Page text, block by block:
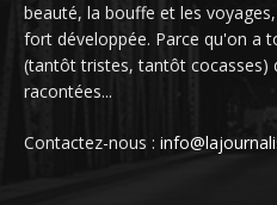
beauté, la bouffe et les
fort développée. Parce qu'on a
(tantôt tristes, tantôt cocasses)
racontées...
Contactez-nous :